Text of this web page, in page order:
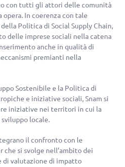
con tutti gli attori delle comunità
In coerenza con tale
Politica di Social Supply Chain,
delle imprese sociali nella catena
anche in qualità di
premianti nella
Sostenibile e la Politica di
e iniziative sociali, Snam si
iniziative nei territori in cui la
locale.
il confronto con le
si svolge nell’ambito dei
di valutazione di impatto